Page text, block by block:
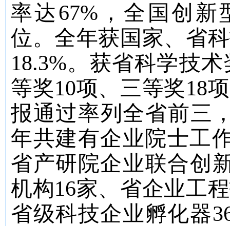
率达67% ，全国创
位。全年获国家、省
18.3%。获省科学技术
等奖10项、三等奖18项
报通过率列全省前三
年共建有企业院士工
省产研院企业联合创
机构16家、省企业工
省级科技企业孵化器3